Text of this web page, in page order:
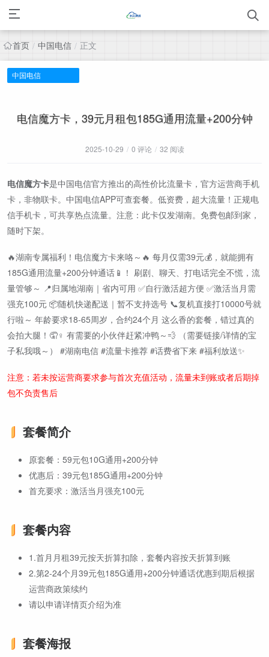
首页 / 中国电信 / 正文
中国电信
电信魔方卡，39元月租包185G通用流量+200分钟
2025-10-29 / 0 评论 / 32 阅读
电信魔方卡是中国电信官方推出的高性价比流量卡，官方运营商手机
卡，非物联卡。中国电信APP可查套餐。低资费，超大流量！正规电
信手机卡，可共享热点流量。注意：此卡仅发湖南。免费包邮到家，
随时下架。
🔥湖南专属福利！电信魔方卡来咯～🔥 每月仅需39元💰，就能拥有
185G通用流量+200分钟通话📱！ 刷剧、聊天、打电话完全不慌，流
量管够～ 📍归属地湖南｜省内可用 ✅自行激活超方便 ✅激活当月需
强充100元 📦随机快递配送｜暂不支持选号 📞复机直接打10000号就
行啦～ 年龄要求18-65周岁，合约24个月 这么香的套餐，错过真的
会拍大腿！🤦♀️ 有需要的小伙伴赶紧冲鸭～💨 （需要链接/详情的宝
子私我哦～） #湖南电信 #流量卡推荐 #话费省下来 #福利放送✨
注意：若未按运营商要求参与首次充值活动，流量未到账或者后期掉
包不负责售后
套餐简介
原套餐：59元包10G通用+200分钟
优惠后：39元包185G通用+200分钟
首充要求：激活当月强充100元
套餐内容
1.首月月租39元按天折算扣除，套餐内容按天折算到账
2.第2-24个月39元包185G通用+200分钟通话优惠到期后根据
运营商政策续约
请以申请详情页介绍为准
套餐海报